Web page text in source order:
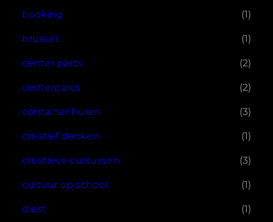
booking (1)
brussel (1)
center parcs (2)
centerparcs (2)
container huren (3)
creatief denken (1)
creatieve cursussen (3)
cultuur op school (1)
diest (1)